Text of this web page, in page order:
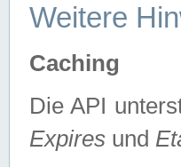
Weitere
Caching
Die API
Expires und